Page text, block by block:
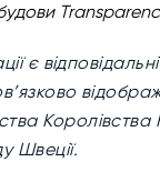
є
Королівства
Швеції.